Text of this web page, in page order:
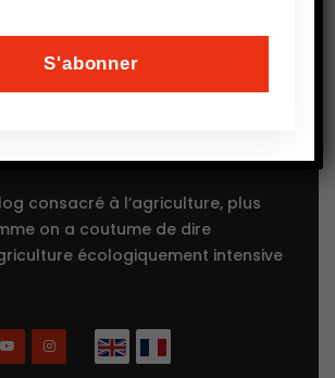
consacré à l’agriculture, plus
on a coutume de dire
écologiquement intensive